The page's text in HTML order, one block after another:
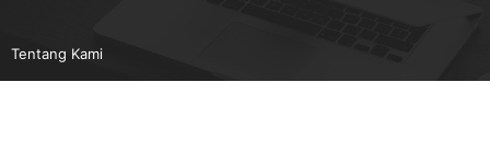
Tentang Kami
Pedoman Media Siber